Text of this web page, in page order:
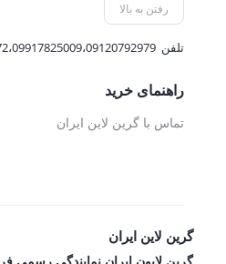
رفتن به بالا
تلفن
راهنمای خرید
تماس با گرین لاین ایران
گرین لاین ایران